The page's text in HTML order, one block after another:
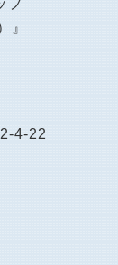
プ
』
4-22